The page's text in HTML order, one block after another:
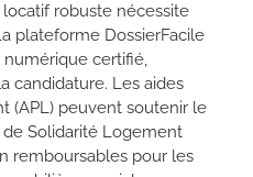
locatif robuste nécessite
plateforme DossierFacile
certifié,
candidature. Les aides
(APL) peuvent soutenir le
Solidarité Logement
remboursables pour les